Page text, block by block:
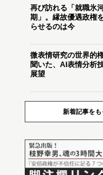
再び訪れる「就職氷
期」。縁故優遇政権
らせるのは今
微表情研究の世界的
聞いた、AI表情分析
展望
新着記事をも